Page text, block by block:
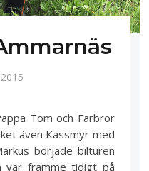
Tom och Farbror
även Kassmyr med
började bilturen
var framme tidigt på